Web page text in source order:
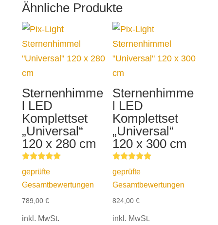
Ähnliche Produkte
Sternenhimme
l LED
Komplettset
„Universal“
120 x 280 cm
Bewertet mit
5.00
von 5
geprüfte
Gesamtbewertungen
789,00 €
inkl. MwSt.
Sternenhimme
l LED
Komplettset
„Universal“
120 x 300 cm
Bewertet mit
5.00
von 5
geprüfte
Gesamtbewertungen
824,00€
inkl. MwSt.